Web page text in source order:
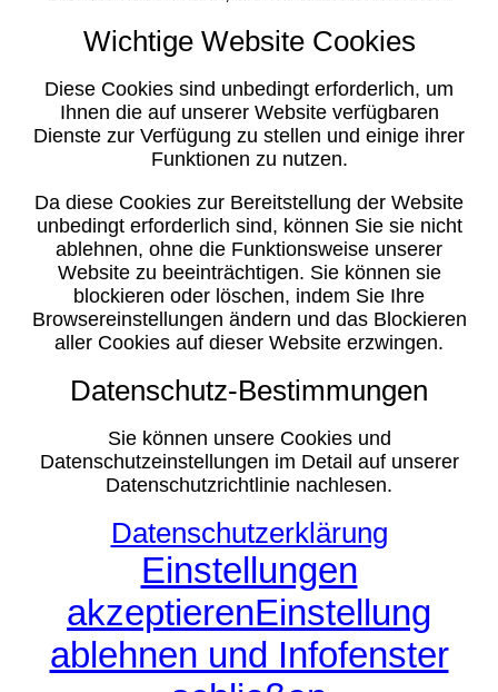
Wichtige Website Cookies
Diese Cookies sind unbedingt erforderlich, um
Ihnen die auf unserer Website verfügbaren
Dienste zur Verfügung zu stellen und einige ihrer
Funktionen zu nutzen.
Da diese Cookies zur Bereitstellung der Website
unbedingt erforderlich sind, können Sie sie nicht
ablehnen, ohne die Funktionsweise unserer
Website zu beeinträchtigen. Sie können sie
blockieren oder löschen, indem Sie Ihre
Browsereinstellungen ändern und das Blockieren
aller Cookies auf dieser Website erzwingen.
Datenschutz-Bestimmungen
Sie können unsere Cookies und
Datenschutzeinstellungen im Detail auf unserer
Datenschutzrichtlinie nachlesen.
Datenschutzerklärung
Einstellungen
akzeptierenEinstellung
ablehnen und Infofenster